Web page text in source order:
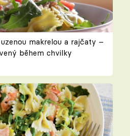
makrelou a rajčaty –
během chvilky